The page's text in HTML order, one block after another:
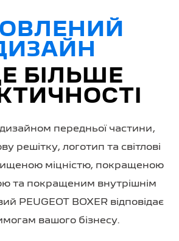
БІЛЬШЕ
передньої частини,
решітку, логотип та світлові
міцністю, покращеною
та покращеним внутрішнім
PEUGEOT BOXER відповідає
вашого бізнесу.